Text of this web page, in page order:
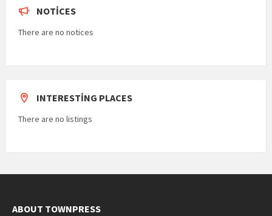
NOTICES
There are no notices
INTERESTING PLACES
There are no listings
ABOUT TOWNPRESS